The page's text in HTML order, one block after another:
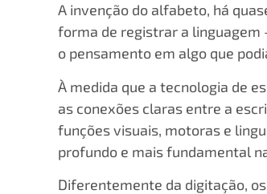
A invenção do alfabeto, há
forma de registrar a
o pensamento em algo que
À medida que a tecnologia de
as conexões claras entre a
funções visuais, motoras e
profundo e mais fundamental
Diferentemente da digitação,